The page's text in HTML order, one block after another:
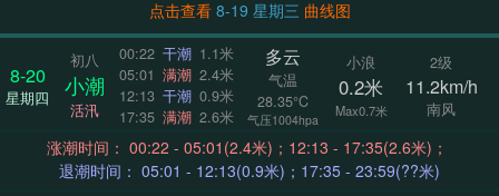
点击查看
8-19 星期三 曲线图
8-20
星期四
初八
小潮
活汛
00:22 干潮 1.1米
05:01 满潮 2.4米
12:13 干潮 0.9米
17:35 满潮 2.6米
多云
气温
28.35°C
气压1004hpa
小浪
0.2米
Max0.7米
2级
11.2km/h
南风
涨潮时间： 00:22 - 05:01(2.4米)；12:13 - 17:35(2.6米)；
退潮时间： 05:01 - 12:13(0.9米)；17:35 - 23:59(??米)